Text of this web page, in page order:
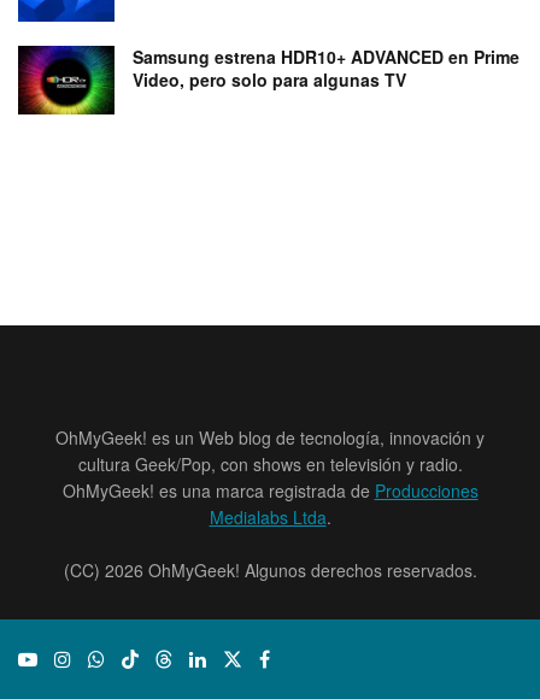
Samsung estrena HDR10+ ADVANCED en Prime
Video, pero solo para algunas TV
OhMyGeek! es un Web blog de tecnología, innovación y
cultura Geek/Pop, con shows en televisión y radio.
OhMyGeek! es una marca registrada de Producciones
Medialabs Ltda.
(CC) 2026 OhMyGeek! Algunos derechos reservados.